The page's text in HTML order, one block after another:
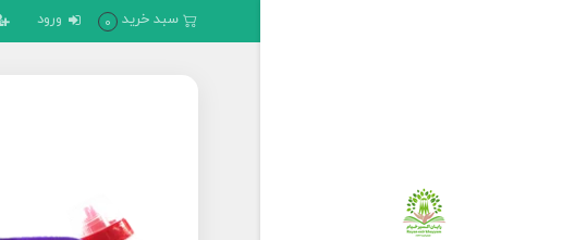
سبد خرید 0 ورود